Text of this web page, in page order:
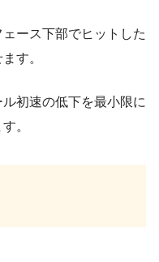
ース下部でヒットした
す。
初速の低下を最小限に
。